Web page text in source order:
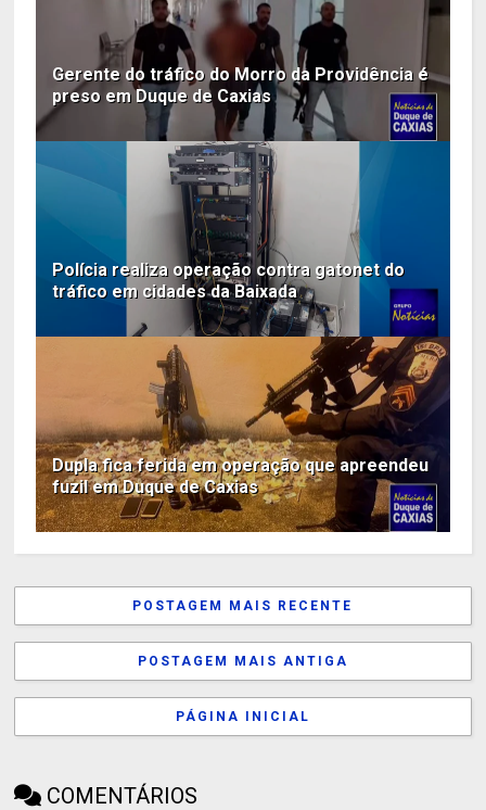
Gerente do tráfico do Morro da Providência é
preso em Duque de Caxias
Polícia realiza operação contra gatonet do
tráfico em cidades da Baixada
Dupla fica ferida em operação que apreendeu
fuzil em Duque de Caxias
POSTAGEM MAIS RECENTE
POSTAGEM MAIS ANTIGA
PÁGINA INICIAL
COMENTÁRIOS